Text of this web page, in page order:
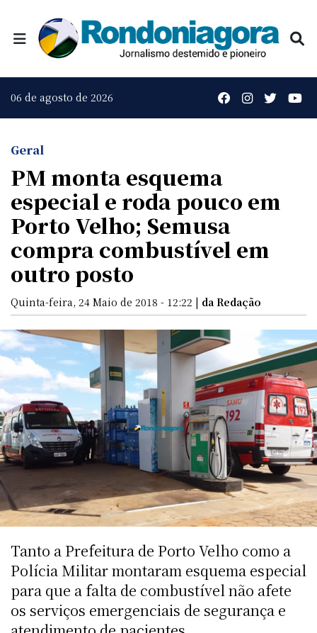
06 de agosto de 2026
Geral
PM monta esquema
especial e roda pouco em
Porto Velho; Semusa
compra combustível em
outro posto
Quinta-feira, 24 Maio de 2018 - 12:22 | da Redação
Tanto a Prefeitura de Porto Velho como a
Polícia Militar montaram esquema especial
para que a falta de combustível não afete
os serviços emergenciais de segurança e